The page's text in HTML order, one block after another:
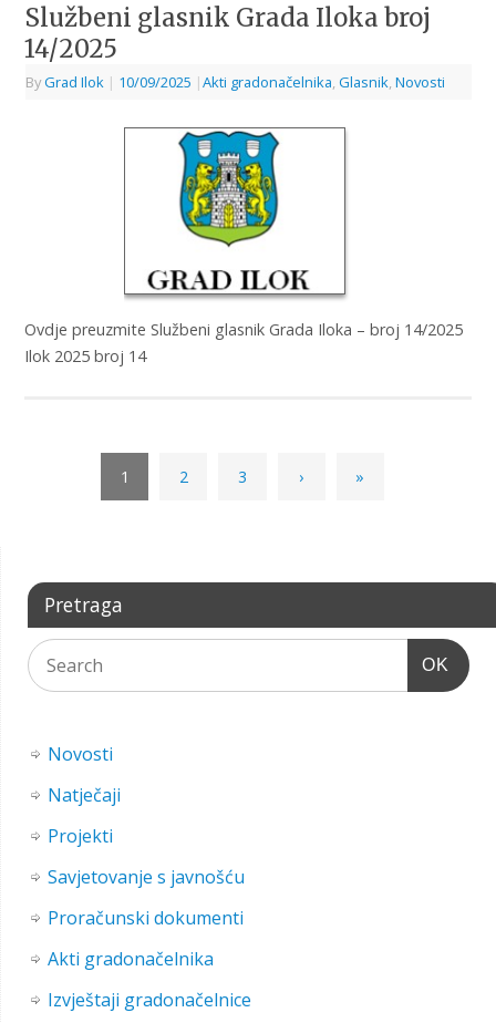
Službeni glasnik Grada Iloka broj
14/2025
ByGrad Ilok | 10/09/2025 |Akti gradonačelnika, Glasnik, Novosti
Ovdje preuzmite Službeni glasnik Grada Iloka – broj 14/2025
Ilok 2025 broj 14
1 2 3 › »
Pretraga
OK
Novosti
Natječaji
Projekti
Savjetovanje s javnošću
Proračunski dokumenti
Akti gradonačelnika
Izvještaji gradonačelnice